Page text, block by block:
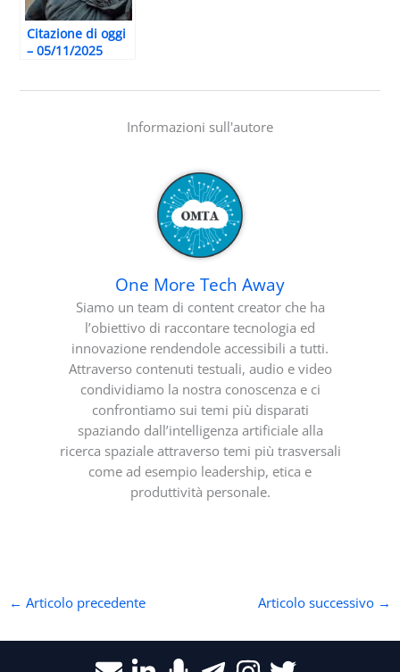
Citazione di oggi
– 05/11/2025
Informazioni sull'autore
One More Tech Away
Siamo un team di content creator che ha
l’obiettivo di raccontare tecnologia ed
innovazione rendendole accessibili a tutti.
Attraverso contenuti testuali, audio e video
condividiamo la nostra conoscenza e ci
confrontiamo sui temi più disparati
spaziando dall’intelligenza artificiale alla
ricerca spaziale attraverso temi più trasversali
come ad esempio leadership, etica e
produttività personale.
← Articolo precedente Articolo successivo →